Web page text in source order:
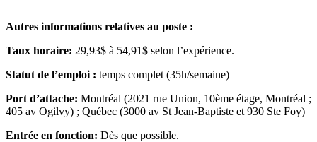
Autres informations relatives au poste :
Taux horaire: 29,93$ à 54,91$ selon l’expérience.
Statut de l’emploi : temps complet (35h/semaine)
Port d’attache: Montréal (2021 rue Union, 10ème étage, Montréal ;
405 av Ogilvy) ; Québec (3000 av St Jean-Baptiste et 930 Ste Foy)
Entrée en fonction: Dès que possible.